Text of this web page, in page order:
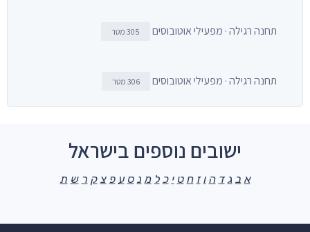
תחנה רגילה · מפעילי אוטובוסים 305 מטר
תחנה רגילה · מפעילי אוטובוסים 306 מטר
ישובים נוספים בישראל
א ב ג ד ה ו ז ח ט י כ ל מ נ ס ע פ צ ק ר ש ת